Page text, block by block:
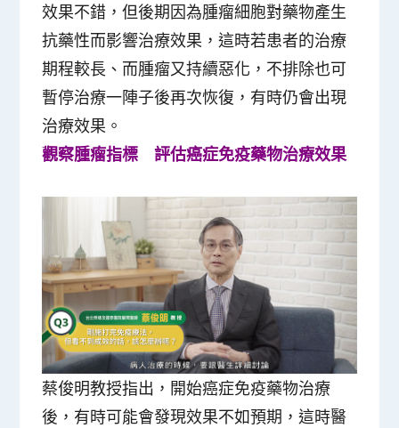
效果不錯，但後期因為腫瘤細胞對藥物產生
抗藥性而影響治療效果，這時若患者的治療
期程較長、而腫瘤又持續惡化，不排除也可
暫停治療一陣子後再次恢復，有時仍會出現
治療效果。
觀察腫瘤指標 評估癌症免疫藥物治療效果
蔡俊明教授指出，開始癌症免疫藥物治療
後，有時可能會發現效果不如預期，這時醫